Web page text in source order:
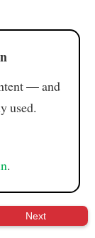
— and
used.
.
Next